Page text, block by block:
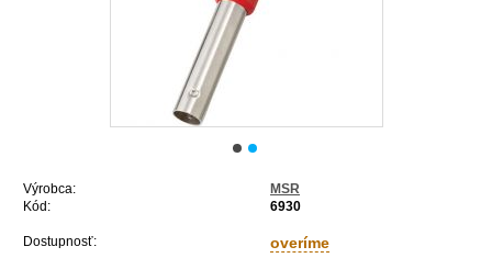
Výrobca:
MSR
Kód:
6930
Dostupnosť: overíme